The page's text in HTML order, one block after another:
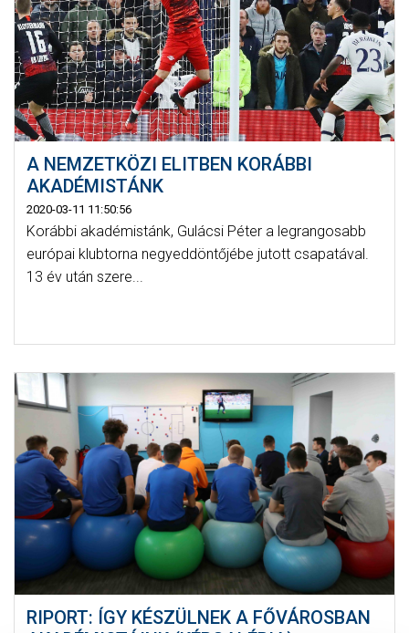
A NEMZETKÖZI ELITBEN KORÁBBI
AKADÉMISTÁNK
2020-03-11 11:50:56
Korábbi akadémistánk, Gulácsi Péter a legrangosabb
európai klubtorna negyeddöntőjébe jutott csapatával.
13 év után szere...
RIPORT: ÍGY KÉSZÜLNEK A FŐVÁROSBAN